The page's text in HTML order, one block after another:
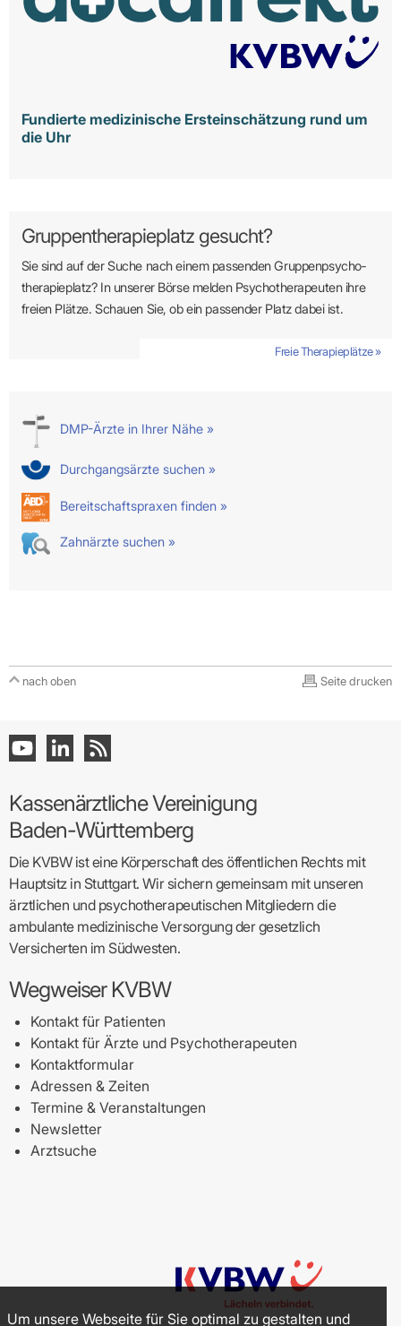
Fundierte medizinische Ersteinschätzung rund um
die Uhr
Gruppentherapieplatz gesucht?
Sie sind auf der Suche nach einem passenden Gruppen­psycho­
therapie­platz? In unserer Börse melden Psycho­­thera­­peuten ihre
freien Plätze. Schauen Sie, ob ein passender Platz dabei ist.
Freie Therapieplätze »
DMP-Ärzte in Ihrer Nähe »
Durchgangsärzte suchen »
Bereitschaftspraxen finden »
Zahnärzte suchen »
nach oben Seite drucken
Kassenärztliche Vereinigung
Baden-Württemberg
Die KVBW ist eine Körperschaft des öffentlichen Rechts mit
Hauptsitz in Stuttgart. Wir sichern gemeinsam mit unseren
ärztlichen und psychotherapeutischen Mitgliedern die
ambulante medizinische Versorgung der gesetzlich
Versicherten im Südwesten.
Wegweiser KVBW
Kontakt für Patienten
Kontakt für Ärzte und Psychotherapeuten
Kontaktformular
Adressen & Zeiten
Termine & Veranstaltungen
Newsletter
Arztsuche
Um unsere Webseite für Sie optimal zu gestalten und